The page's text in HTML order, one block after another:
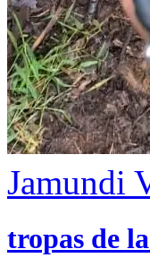
Jamundi
tropas de